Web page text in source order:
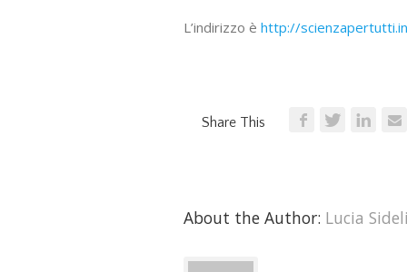
L’indirizzo è http://
Share This
About the Author: Lucia Sideli